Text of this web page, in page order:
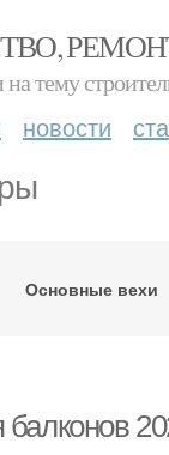
тему
новости
Основные вехи